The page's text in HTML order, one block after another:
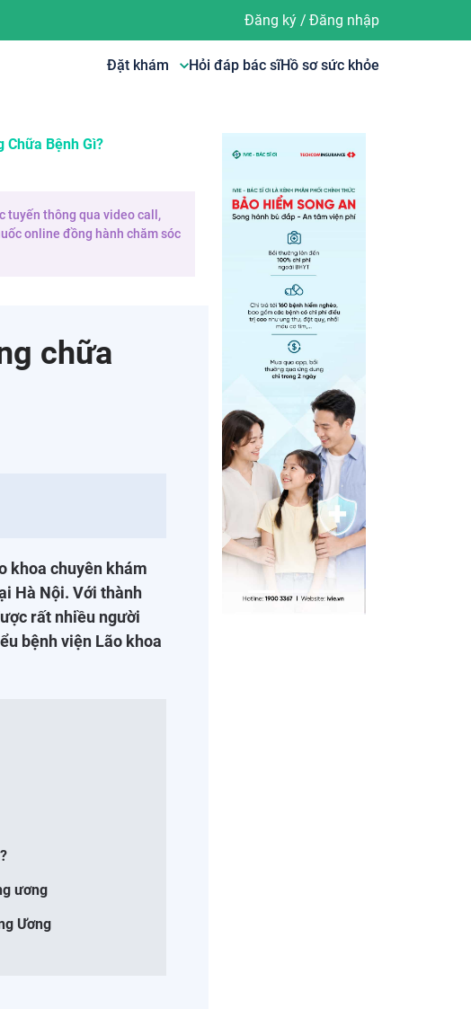
Đăng ký/ Đăng nhập
Đặt khám Hỏi đáp bác sĩHồ sơ sức khỏe
Chữa Bệnh Gì?
tuyến thông qua video call,
online đồng hành chăm sóc
chữa
khoa chuyên khám
Hà Nội. Với thành
rất nhiều người
bệnh viện Lão khoa
ương
Ương